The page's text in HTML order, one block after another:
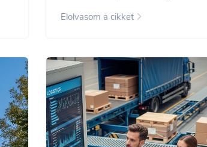
Elolvasom a cikket